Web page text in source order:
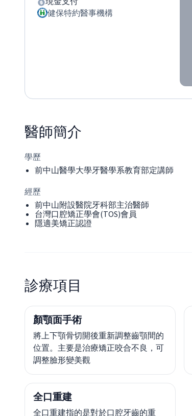
健保特約醫事機構
醫師簡介
學歷
前中山醫學大學牙醫學系教育部定講師
經歷
前中山附設醫院牙科部主治醫師
台灣口腔矯正學會(TOS)會員
隱適美矯正認證
診療項目
顏顎面手術
將上下顎骨切開後重新調整齒顎間的
位置。主要是治療矯正咬合不良，可
調整臉形變美觀
全口重建
全口重建指的是對於口腔牙齒的重